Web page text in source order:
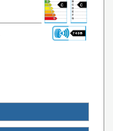
C C
74 DB